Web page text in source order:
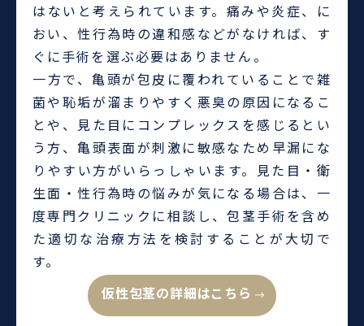
はないと考えられています。痛みや炎症、に
おい、性行為時の違和感などがなければ、す
ぐに手術を選ぶ必要はありません。
一方で、亀頭が包皮に覆われていることで雑
菌や恥垢が溜まりやすく悪臭の原因になるこ
とや、見た目にコンプレックスを感じるとい
う方、亀頭表面が刺激に敏感なため早漏にな
りやすい方がいらっしゃいます。見た目・衛
生面・性行為時の悩みが気になる場合は、一
度専門クリニックに相談し、包茎手術を含め
た適切な治療方法を検討することが大切で
す。
仮性包茎の詳細はこちら